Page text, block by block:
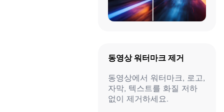
동영상 워터마크 제거
동영상에서 워터마크, 로고,
자막, 텍스트를 화질 저하
없이 제거하세요.